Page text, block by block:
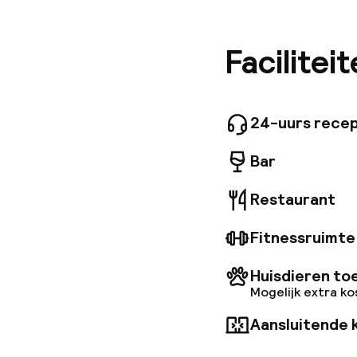
die
24-uurs
Bar
Restaurant
Huisdieren
Mogelijk extra
Aansluitende